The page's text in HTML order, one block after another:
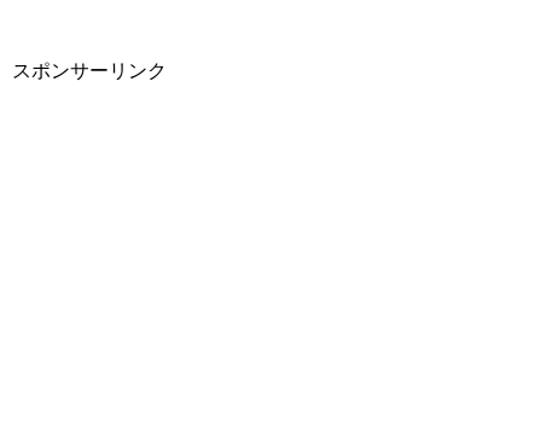
スポンサーリンク